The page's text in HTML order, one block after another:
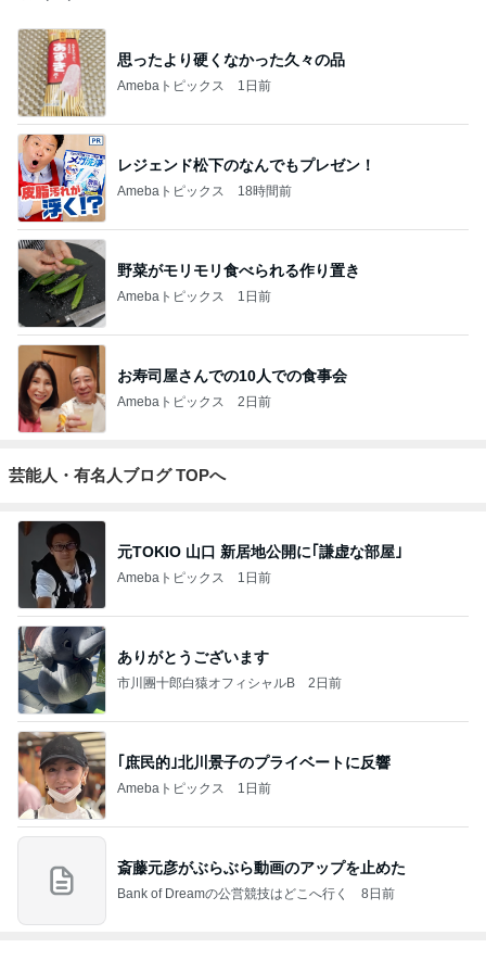
思ったより硬くなかった久々の品
Amebaトピックス 1日前
レジェンド松下のなんでもプレゼン！
Amebaトピックス 18時間前
野菜がモリモリ食べられる作り置き
Amebaトピックス 1日前
お寿司屋さんでの10人での食事会
Amebaトピックス 2日前
芸能人・有名人ブログ TOPへ
元TOKIO 山口 新居地公開に｢謙虚な部屋｣
Amebaトピックス 1日前
ありがとうございます
市川團十郎白猿オフィシャルB 2日前
｢庶民的｣北川景子のプライベートに反響
Amebaトピックス 1日前
斎藤元彦がぶらぶら動画のアップを止めた
Bank of Dreamの公営競技はどこへ行く 8日前